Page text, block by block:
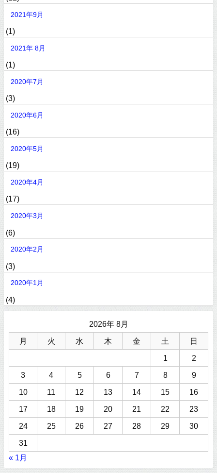
2021年9月
(1)
2021年 8月
(1)
2020年7月
(3)
2020年6月
(16)
2020年5月
(19)
2020年4月
(17)
2020年3月
(6)
2020年2月
(3)
2020年1月
(4)
2026年 8月
月 火 水 木 金 土 日
1 2
3 4 5 6 7 8 9
10 11 12 13 14 15 16
17 18 19 20 21 22 23
24 25 26 27 28 29 30
31
« 1月